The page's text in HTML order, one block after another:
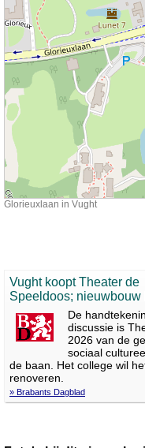
Glorieuxlaan in Vught
Vught koopt Theater de
Speeldoos; nieuwbouw
De
discussie is
2026 van de
sociaal
de baan. Het college wil
renoveren.
» Brabants Dagblad